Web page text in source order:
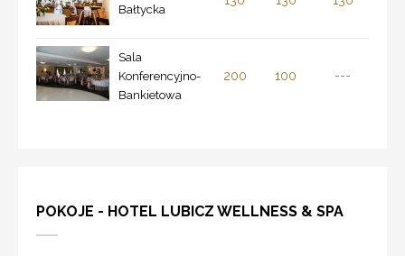
Bałtycka
Sala
Konferencyjno-
Bankietowa
200 100 ---
POKOJE - HOTEL LUBICZ WELLNESS & SPA